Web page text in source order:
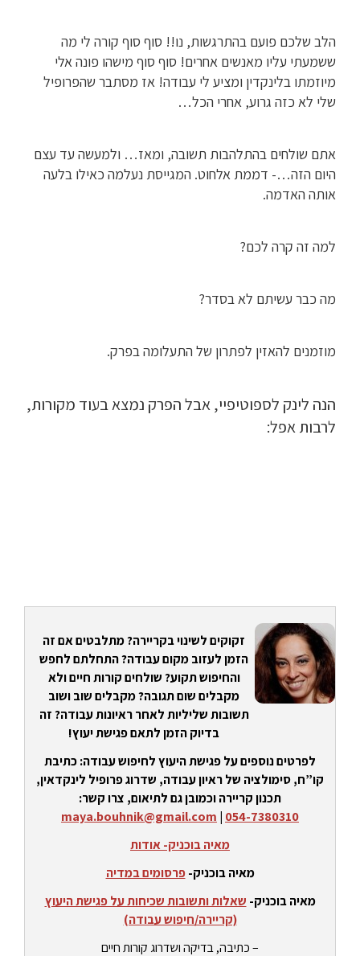
הלב שלכם פועם בהתרגשות, נו!! סוף סוף קורה לי מה
ששמעתי עליו מאנשים אחרים! סוף סוף מישהו פונה אלי
מיוזמתו בלינקדין ומציע לי עבודה! אז מסתבר שהפרופיל
שלי לא כזה גרוע, אחרי הכל…
אתם שולחים בהתלהבות תשובה, ומאז… ולמעשה עד עצם
היום הזה…- דממת אלחוט. המגייסת נעלמה כאילו בלעה
אותה האדמה.
למה זה קרה לכם?
מה כבר עשיתם לא בסדר?
מוזמנים להאזין לפתרון של התעלומה בפרק.
הנה לינק לספוטיפיי, אבל הפרק נמצא בעוד מקורות,
לרבות אפל:
זקוקים לשינוי בקריירה? מתלבטים אם זה
הזמן לעזוב מקום עבודה? התחלתם לחפש
והחיפוש תקוע? שולחים קורות חיים ולא
מקבלים שום תגובה? מקבלים שוב ושוב
תשובות שליליות לאחר ראיונות עבודה? זה
בדיוק הזמן לתאם פגישת יעוץ!
לפרטים נוספים על פגישת היעוץ לחיפוש עבודה: כתיבת
קו”ח, סימולציה של ראיון עבודה, שדרוג פרופיל לינקדאין,
תכנון קריירה וכמובן גם לתיאום, צרו קשר:
054-7380310
|
maya.bouhnik@gmail.com
מאיה בוכניק- אודות
מאיה בוכניק-פרסומים במדיה
מאיה בוכניק- שאלות ותשובות שכיחות על פגישת היעוץ
(קריירה/חיפוש עבודה)
– כתיבה, בדיקה ושדרוג קורות חיים